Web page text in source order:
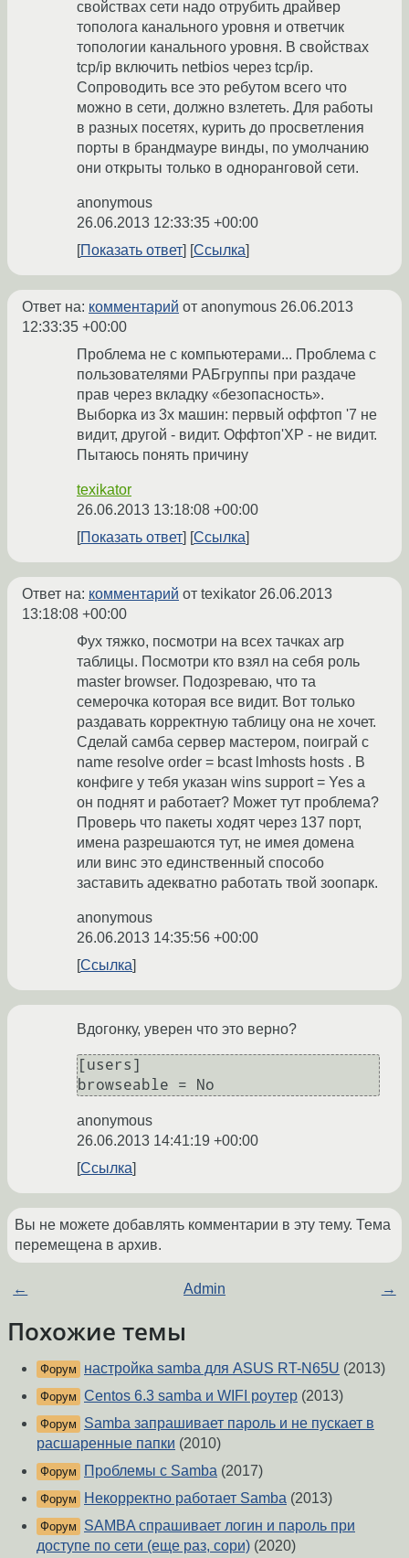
свойствах сети надо отрубить драйвер
тополога канального уровня и ответчик
топологии канального уровня. В свойствах
tcp/ip включить netbios через tcp/ip.
Сопроводить все это ребутом всего что
можно в сети, должно взлететь. Для работы
в разных посетях, курить до просветления
порты в брандмауре винды, по умолчанию
они открыты только в одноранговой сети.
anonymous
26.06.2013 12:33:35 +00:00
Показать ответ
Ссылка
Ответ на: комментарий от anonymous 26.06.2013
12:33:35 +00:00
Проблема не с компьютерами... Проблема с
пользователями РАБгруппы при раздаче
прав через вкладку «безопасность».
Выборка из 3х машин: первый оффтоп '7 не
видит, другой - видит. Оффтоп'ХР - не видит.
Пытаюсь понять причину
texikator
26.06.2013 13:18:08 +00:00
Показать ответ
Ссылка
Ответ на: комментарий от texikator 26.06.2013
13:18:08 +00:00
Фух тяжко, посмотри на всех тачках arp
таблицы. Посмотри кто взял на себя роль
master browser. Подозреваю, что та
семерочка которая все видит. Вот только
раздавать корректную таблицу она не хочет.
Сделай самба сервер мастером, поиграй с
name resolve order = bcast lmhosts hosts . В
конфиге у тебя указан wins support = Yes а
он поднят и работает? Может тут проблема?
Проверь что пакеты ходят через 137 порт,
имена разрешаются тут, не имея домена
или винс это единственный способо
заставить адекватно работать твой зоопарк.
anonymous
26.06.2013 14:35:56 +00:00
Ссылка
Вдогонку, уверен что это верно?
[users]
browseable = No
anonymous
26.06.2013 14:41:19 +00:00
Ссылка
Вы не можете добавлять комментарии в эту тему. Тема
перемещена в архив.
← Admin →
Похожие темы
Форум настройка samba для ASUS RT-N65U (2013)
Форум Centos 6.3 samba и WIFI роутер (2013)
Форум
Samba запрашивает пароль и не пускает в
расшаренные папки (2010)
Форум Проблемы с Samba (2017)
Форум Некорректно работает Samba (2013)
Форум
SAMBA спрашивает логин и пароль при
доступе по сети (еще раз, сори) (2020)